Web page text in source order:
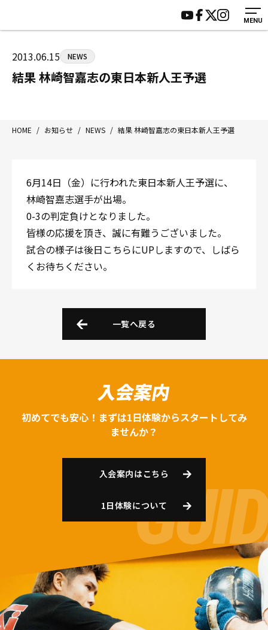
MENU
八王子中屋ボクシングジム
〒192-0072 東京都八王子市南町3-8 第2原嶋ビル1F
Tel/Fax：042-622-7222
営業時間：月〜土 14:00〜22:00 / 日・祝 14:00〜19:00
HOME
ジムについて
トレーニング
入会案内
施設紹介
会員様の声
サポーター募集
2013.06.15 NEWS
結果 林崎智嘉志の東日本新人王予選
HOME / お知らせ / NEWS / 結果 林崎智嘉志の東日本新人王予選
6月14日（金）に行われた東日本新人王予選に、
林崎智嘉志選手が出場。
0-3の判定負けとなりました。
皆様の応援を頂き、誠に有難うございました。
試合の様子は後日こちらにUPしますので、しばら
くお待ちください。
一覧へ戻る
入会案内
初めてでも安心！まずは1日体験からスタートしてみ
ませんか？
入会案内はこちら
1日体験について